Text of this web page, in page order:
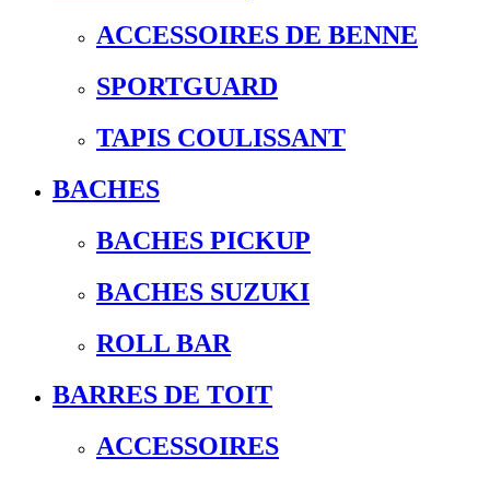
ACCESSOIRES DE BENNE
SPORTGUARD
TAPIS COULISSANT
BACHES
BACHES PICKUP
BACHES SUZUKI
ROLL BAR
BARRES DE TOIT
ACCESSOIRES